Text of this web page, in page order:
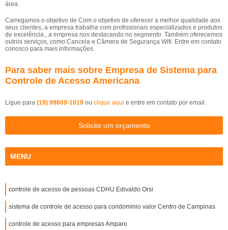
área.
Carregamos o objetivo de Com o objetivo de oferecer a melhor qualidade aos
seus clientes, a empresa trabalha com profissionais especializados e produtos
de excelência., a empresa nos destacando no segmento. Também oferecemos
outros serviços, como Cancela e Câmera de Segurança Wifi. Entre em contato
conosco para mais informações.
Para saber mais sobre Empresa de Sistema para
Controle de Acesso Americana
Ligue para (19) 99609-1019 ou clique aqui e entre em contato por email.
Solicite um orçamento
MENU
controle de acesso de pessoas CDHU Edivaldo Orsi
sistema de controle de acesso para condominio valor Centro de Campinas
controle de acesso para empresas Amparo